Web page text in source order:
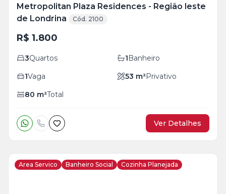
Metropolitan Plaza Residences - Região leste
de Londrina
Cód. 2100
R$ 1.800
3Quartos 1Banheiro
1Vaga 53 m²Privativo
80 m²Total
Ver Detalhes
Area Servico Banheiro Social Cozinha Planejada